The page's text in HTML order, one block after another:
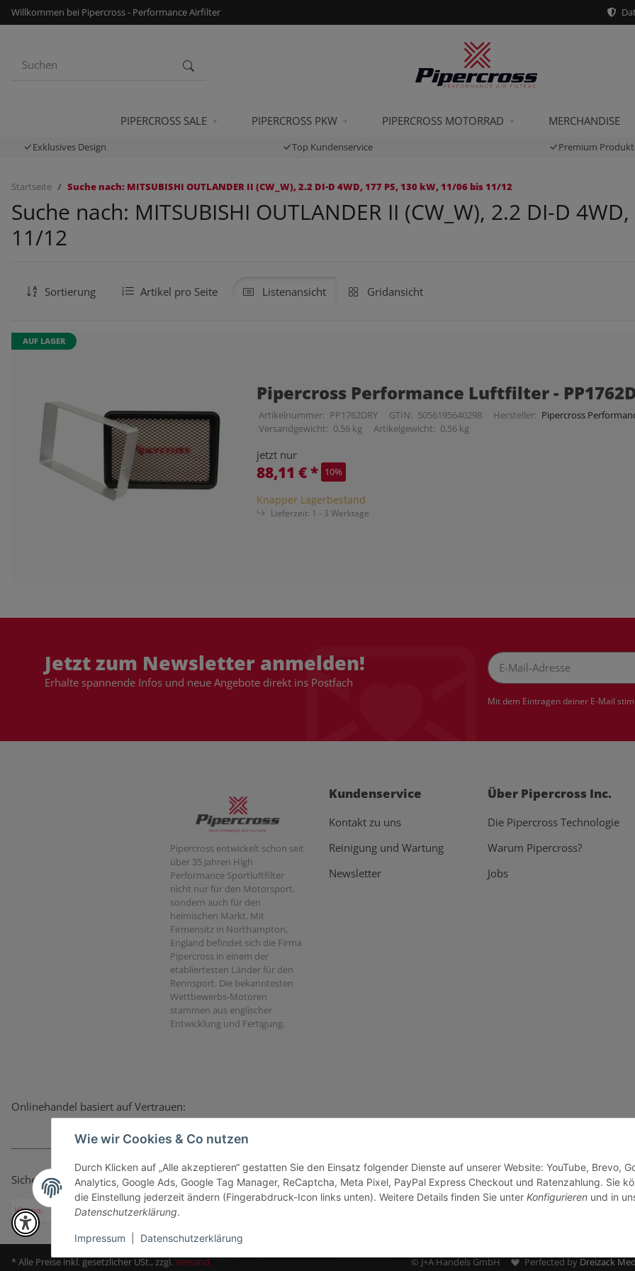
Wie wir Cookies & Co nutzen
Durch Klicken auf „Alle akzeptieren“ gestatten Sie den Einsatz folgender Dienste auf unserer Website: YouTube, Brevo,
Analytics, Google Ads, Google Tag Manager, ReCaptcha, Meta Pixel, PayPal Express Checkout und Ratenzahlung. Sie
die Einstellung jederzeit ändern (Fingerabdruck-Icon links unten). Weitere Details finden Sie unter Konfigurieren und in
Datenschutzerklärung.
Impressum Datenschutzerklärung
Willkommen bei Pipercross - Performance Airfilter
PIPERCROSS SALE PIPERCROSS PKW PIPERCROSS MOTORRAD MERCHANDISE
Exklusives Design Top Kundenservice Premium
Startseite Suche nach: MITSUBISHI OUTLANDER II (CW_W), 2.2 DI-D 4WD, 177 PS, 130 kW, 11/06 bis 11/12
Suche nach: MITSUBISHI OUTLANDER II (CW_W), 2.2 DI-D
11/12
Sortierung Artikel pro Seite Listenansicht Gridansicht
AUF LAGER
Pipercross Performance Luftfilter -
Artikelnummer: PP1762DRY GTIN: 5056195640298 Hersteller: Pipercross
Versandgewicht: 0,56 kg Artikelgewicht: 0,56 kg
jetzt nur
88,11 €* 10%
Knapper Lagerbestand
Lieferzeit: 1 - 3 Werktage
Jetzt zum Newsletter anmelden!
Erhalte spannende Infos und neue Angebote direkt ins Postfach
Mit dem Eintragen deiner E-Mail
Pipercross entwickelt schon seit
über 35 Jahren High
Performance Sportluftfilter
nicht nur für den Motorsport,
sondern auch für den
heimischen Markt. Mit
Firmensitz in Northampton,
England befindet sich die Firma
Pipercross in einem der
etabliertesten Länder für den
Rennsport. Die bekanntesten
Wettbewerbs-Motoren
stammen aus englischer
Entwicklung und Fertigung.
Kundenservice
Kontakt zu uns
Reinigung und Wartung
Newsletter
Über Pipercross Inc.
Die Pipercross Technologie
Warum Pipercross?
Jobs
Onlinehandel basiert auf Vertrauen:
Sicher bezahlen via:
* Alle Preise inkl. gesetzlicher USt., zzgl.Versand © J+A Handels GmbH Perfected byDreizack